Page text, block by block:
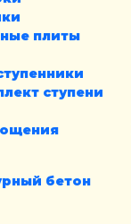
плиты
ступени
бетон